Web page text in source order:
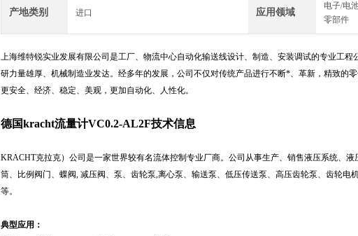
产地类别 进口 应用领域
电子/电
零部件
上海维特锐实业发展有限公司是工厂、物流中心自动化输送线设计、制造、安装调试的专业工程
研力量雄厚、机械制造业发达。经多年的发展，公司不仅对传统产品进行不断*、革新，精致的
更安全、经济、稳定、美观，更加自动化、人性化。
德国kracht流量计VC0.2-AL2F技术信息
KRACHT克拉克）公司是一家世界较有名流体控制专业厂商。公司从事生产、销售液压系统、
筒、比例阀门、蝶阀, 减压阀、泵、齿轮泵,离心泵、输送泵、低压传送泵、高压齿轮泵、齿轮电
等。
典型应用：